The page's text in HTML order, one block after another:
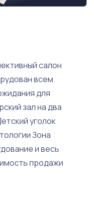
салон
всем
для
зал на два
уголок
Зона
и весь
продажи